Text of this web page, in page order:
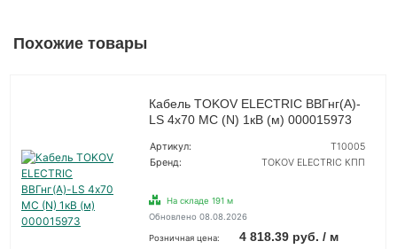
Похожие товары
Кабель TOKOV ELECTRIC ВВГнг(А)-
LS 4х70 МС (N) 1кВ (м) 000015973
Артикул:
Т10005
Бренд:
TOKOV ELECTRIC КПП
На складе 191 м
Обновлено 08.08.2026
Розничная цена: 4 818.39 руб. / м